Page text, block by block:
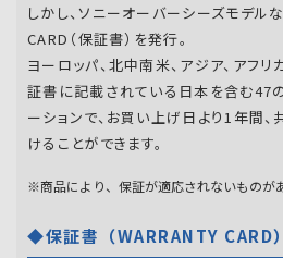
しかし、ソニーオーバーシーズモデル
CARD（保証書）を発行。
ヨーロッパ、北中南米、アジア、アフリ
証書に記載されている日本を含む47
ーションで、お買い上げ日より1年間
けることができます。
※商品により、保証が適応されないものが
◆保証書（WARRANTY CARD